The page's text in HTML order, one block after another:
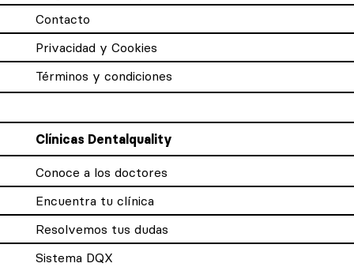
Contacto
Privacidad y Cookies
Términos y condiciones
Clínicas Dentalquality
Conoce a los doctores
Encuentra tu clínica
Resolvemos tus dudas
Sistema DQX